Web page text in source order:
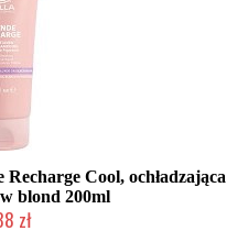
Cool, ochładzająca
blond 200ml
zł